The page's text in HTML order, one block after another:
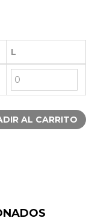
L
AL CARRITO